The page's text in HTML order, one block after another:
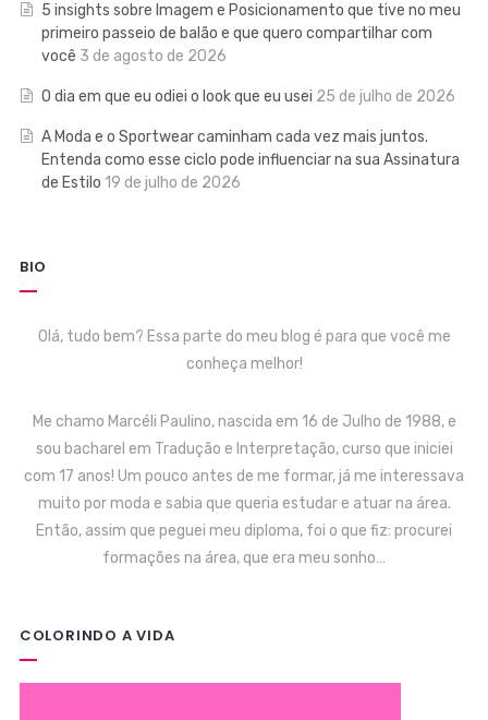
5 insights sobre Imagem e Posicionamento que tive no meu
primeiro passeio de balão e que quero compartilhar com
você 3 de agosto de 2026
O dia em que eu odiei o look que eu usei 25 de julho de 2026
A Moda e o Sportwear caminham cada vez mais juntos.
Entenda como esse ciclo pode influenciar na sua Assinatura
de Estilo 19 de julho de 2026
BIO
Olá, tudo bem? Essa parte do meu blog é para que você me
conheça melhor!
Me chamo Marcéli Paulino, nascida em 16 de Julho de 1988, e
sou bacharel em Tradução e Interpretação, curso que iniciei
com 17 anos! Um pouco antes de me formar, já me interessava
muito por moda e sabia que queria estudar e atuar na área.
Então, assim que peguei meu diploma, foi o que fiz: procurei
formações na área, que era meu sonho…
COLORINDO A VIDA